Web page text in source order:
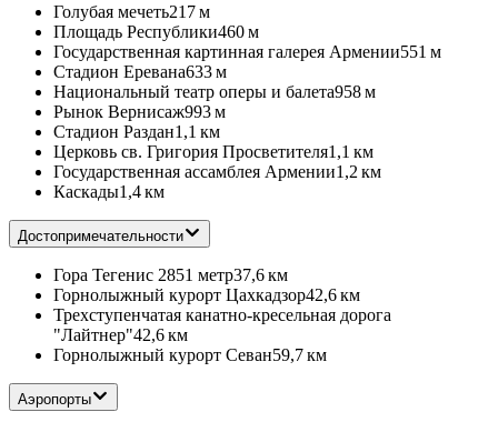
Голубая мечеть217 м
Площадь Республики460 м
Государственная картинная галерея Армении551 м
Стадион Еревана633 м
Национальный театр оперы и балета958 м
Рынок Вернисаж993 м
Стадион Раздан1,1 км
Церковь св. Григория Просветителя1,1 км
Государственная ассамблея Армении1,2 км
Каскады1,4 км
Достопримечательности
Гора Тегенис 2851 метр37,6 км
Горнолыжный курорт Цахкадзор42,6 км
Трехступенчатая канатно-кресельная дорога
"Лайтнер"42,6 км
Горнолыжный курорт Севан59,7 км
Аэропорты